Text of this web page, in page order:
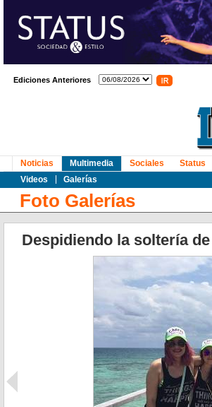
Ediciones Anteriores
Noticias
Multimedia
Videos
Galerías
Sociales Status
Foto Galerías
Despidiendo la soltería